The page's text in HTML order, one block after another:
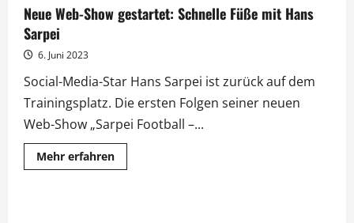
Neue Web-Show gestartet: Schnelle Füße mit Hans
Sarpei
6. Juni 2023
Social-Media-Star Hans Sarpei ist zurück auf dem
Trainingsplatz. Die ersten Folgen seiner neuen
Web-Show „Sarpei Football –...
Mehr erfahrenMehr
Informationen